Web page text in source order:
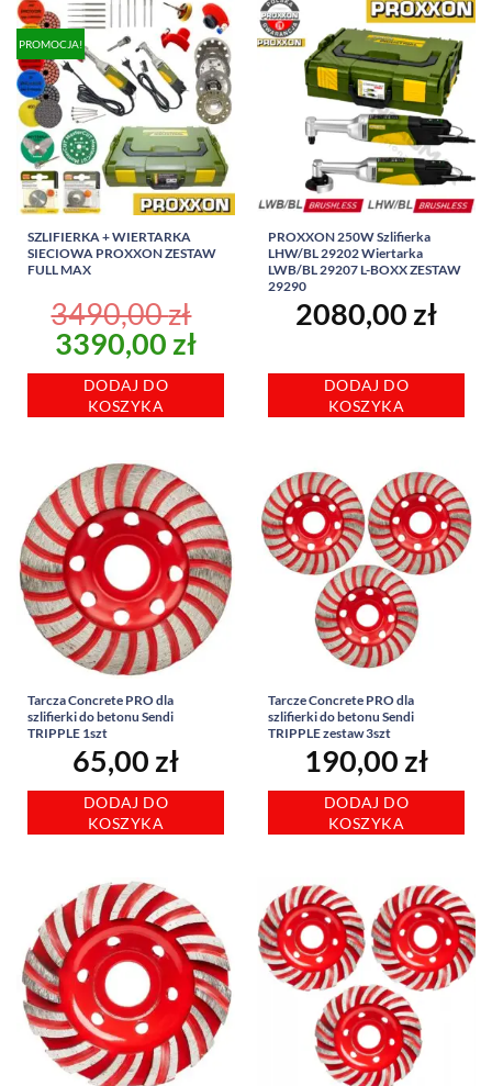
PROMOCJA!
SZLIFIERKA + WIERTARKA
SIECIOWA PROXXON ZESTAW
FULL MAX
3490,00zł
Pierwotna
cena
wynosiła:
3390,00 złAktualna
cena
DODAJ DO
KOSZYKA
PROXXON 250W Szlifierka
LHW/BL 29202 Wiertarka
LWB/BL 29207 L-BOXX ZESTAW
29290
2080,00 zł
DODAJ DO
KOSZYKA
Tarcza Concrete PRO dla
szlifierki do betonu Sendi
TRIPPLE 1szt
65,00 zł
DODAJ DO
KOSZYKA
Tarcze Concrete PRO dla
szlifierki do betonu Sendi
TRIPPLE zestaw 3szt
190,00 zł
DODAJ DO
KOSZYKA